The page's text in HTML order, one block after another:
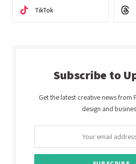
TikTok
Subscribe to
Get the latest creative news from
design and